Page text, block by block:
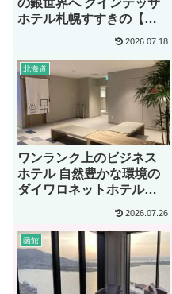
ホテル札幌すすきの【宿
2026.07.18
北海道
ワンランク上のビジネス
ホテル 自然豊かな環境の
ダイワロネットホテル札
2026.07.26
函館